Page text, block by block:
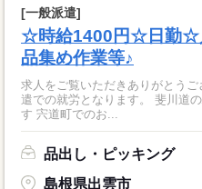
[一般派遣]
☆時給1400円☆日勤☆
品集め作業等♪
求人をご覧いただきありがとう
遣での就労となります。 斐川道
す 宍道町でのお...
品出し・ピッキング
島根県出雲市